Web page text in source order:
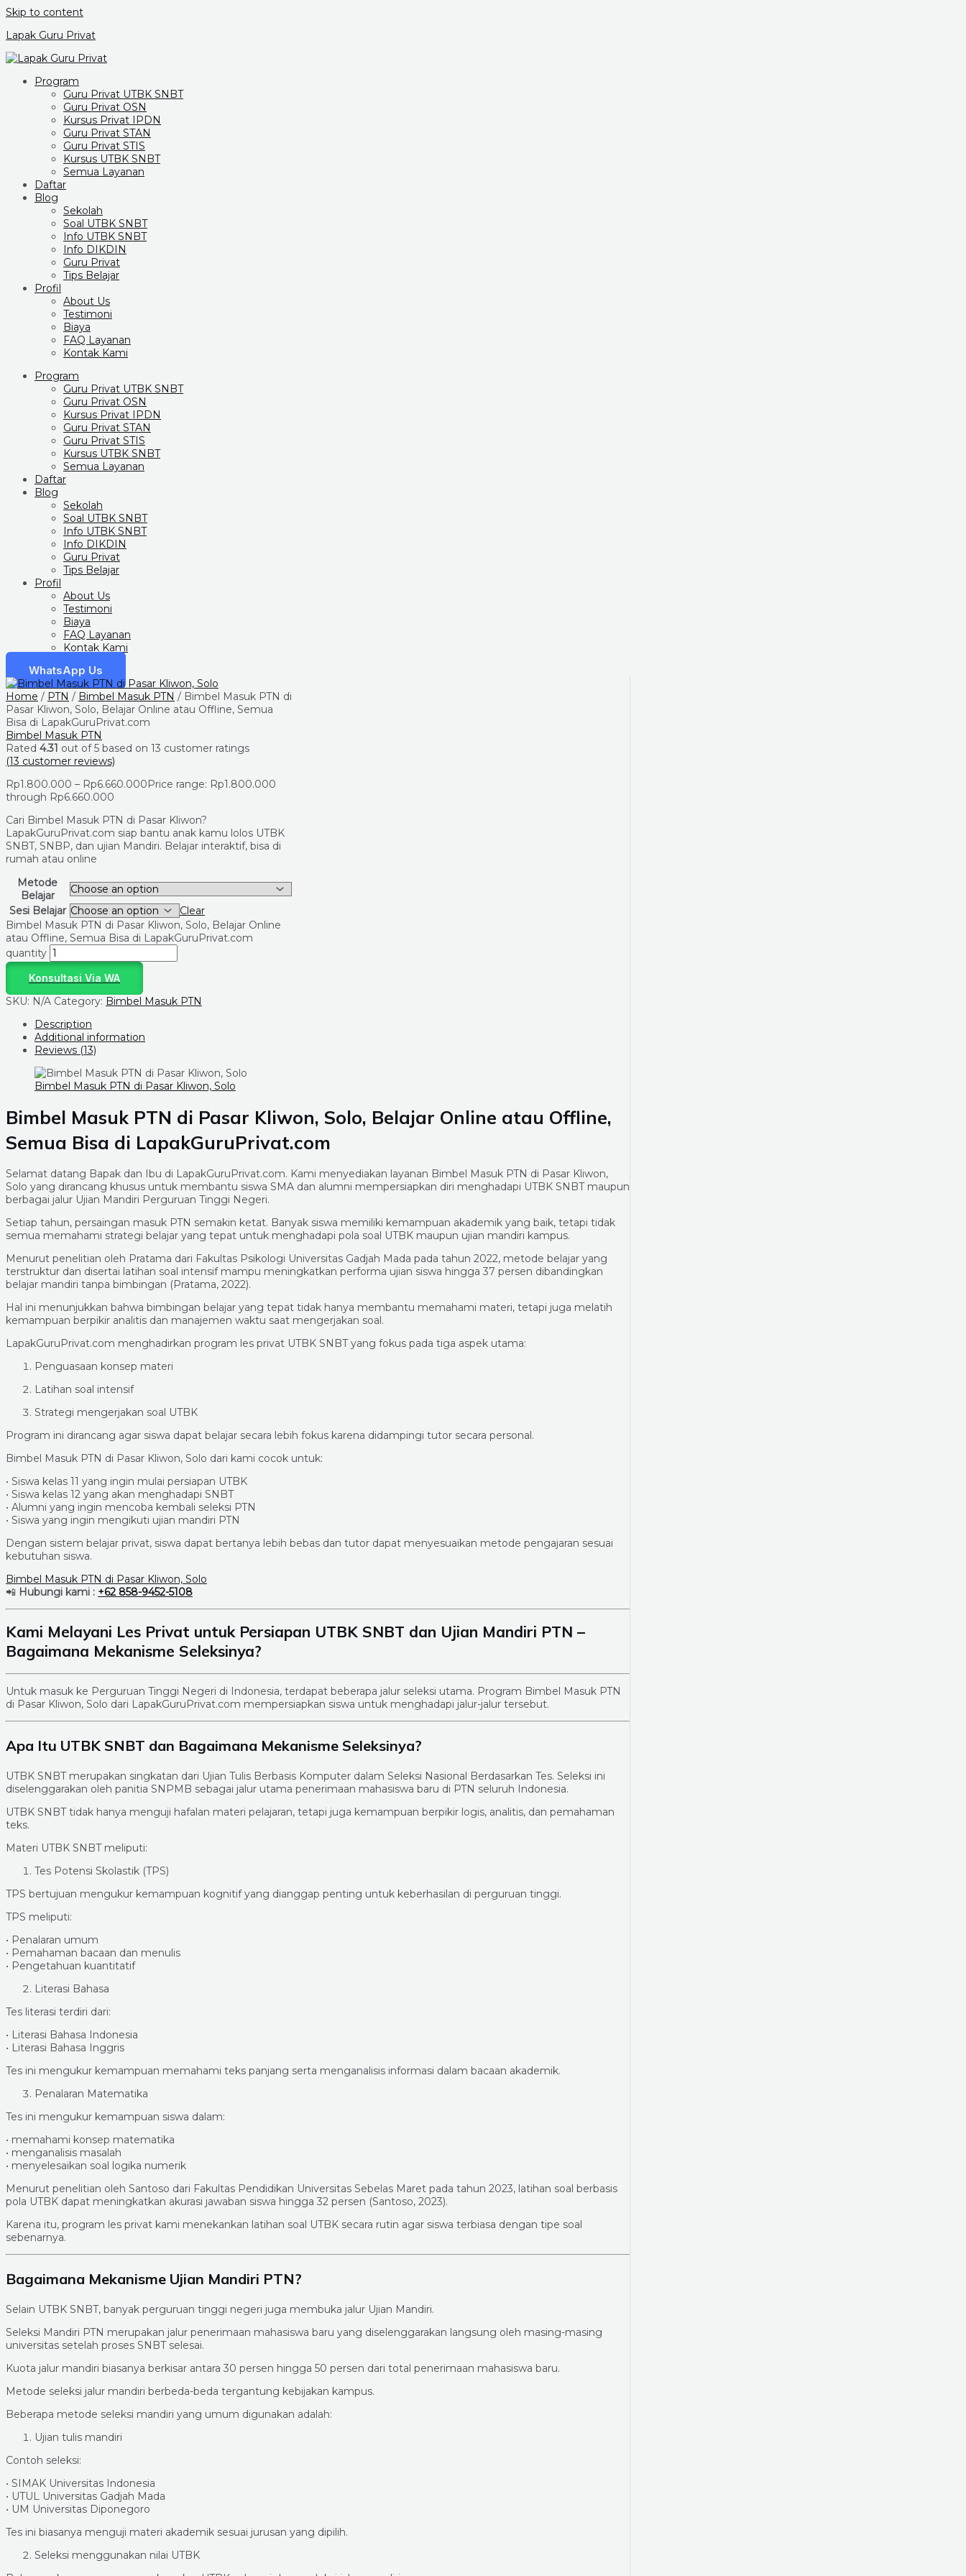
Skip to content
Lapak Guru Privat
Program
Guru Privat UTBK SNBT
Guru Privat OSN
Kursus Privat IPDN
Guru Privat STAN
Guru Privat STIS
Kursus UTBK SNBT
Semua Layanan
Daftar
Blog
Sekolah
Soal UTBK SNBT
Info UTBK SNBT
Info DIKDIN
Guru Privat
Tips Belajar
Profil
About Us
Testimoni
Biaya
FAQ Layanan
Kontak Kami
Program
Guru Privat UTBK SNBT
Guru Privat OSN
Kursus Privat IPDN
Guru Privat STAN
Guru Privat STIS
Kursus UTBK SNBT
Semua Layanan
Daftar
Blog
Sekolah
Soal UTBK SNBT
Info UTBK SNBT
Info DIKDIN
Guru Privat
Tips Belajar
Profil
About Us
Testimoni
Biaya
FAQ Layanan
Kontak Kami
WhatsApp Us
Home / PTN / Bimbel Masuk PTN / Bimbel Masuk PTN di
Pasar Kliwon, Solo, Belajar Online atau Offline, Semua
Bisa di LapakGuruPrivat.com
Bimbel Masuk PTN
Rated 4.31 out of 5 based on 13 customer ratings
(13 customer reviews)
Rp1.800.000 – Rp6.660.000Price range: Rp1.800.000
through Rp6.660.000
Cari Bimbel Masuk PTN di Pasar Kliwon?
LapakGuruPrivat.com siap bantu anak kamu lolos UTBK
SNBT, SNBP, dan ujian Mandiri. Belajar interaktif, bisa di
rumah atau online
Metode
Belajar
Sesi Belajar
Clear
Bimbel Masuk PTN di Pasar Kliwon, Solo, Belajar Online
atau Offline, Semua Bisa di LapakGuruPrivat.com
quantity
Konsultasi Via WA
SKU: N/A Category: Bimbel Masuk PTN
Description
Additional information
Reviews (13)
Bimbel Masuk PTN di Pasar Kliwon, Solo
Bimbel Masuk PTN di Pasar Kliwon, Solo, Belajar Online atau Offline,
Semua Bisa di LapakGuruPrivat.com
Selamat datang Bapak dan Ibu di LapakGuruPrivat.com. Kami menyediakan layanan Bimbel Masuk PTN di Pasar Kliwon,
Solo yang dirancang khusus untuk membantu siswa SMA dan alumni mempersiapkan diri menghadapi UTBK SNBT maupun
berbagai jalur Ujian Mandiri Perguruan Tinggi Negeri.
Setiap tahun, persaingan masuk PTN semakin ketat. Banyak siswa memiliki kemampuan akademik yang baik, tetapi tidak
semua memahami strategi belajar yang tepat untuk menghadapi pola soal UTBK maupun ujian mandiri kampus.
Menurut penelitian oleh Pratama dari Fakultas Psikologi Universitas Gadjah Mada pada tahun 2022, metode belajar yang
terstruktur dan disertai latihan soal intensif mampu meningkatkan performa ujian siswa hingga 37 persen dibandingkan
belajar mandiri tanpa bimbingan (Pratama, 2022).
Hal ini menunjukkan bahwa bimbingan belajar yang tepat tidak hanya membantu memahami materi, tetapi juga melatih
kemampuan berpikir analitis dan manajemen waktu saat mengerjakan soal.
LapakGuruPrivat.com menghadirkan program les privat UTBK SNBT yang fokus pada tiga aspek utama:
Penguasaan konsep materi
Latihan soal intensif
Strategi mengerjakan soal UTBK
Program ini dirancang agar siswa dapat belajar secara lebih fokus karena didampingi tutor secara personal.
Bimbel Masuk PTN di Pasar Kliwon, Solo dari kami cocok untuk:
• Siswa kelas 11 yang ingin mulai persiapan UTBK
• Siswa kelas 12 yang akan menghadapi SNBT
• Alumni yang ingin mencoba kembali seleksi PTN
• Siswa yang ingin mengikuti ujian mandiri PTN
Dengan sistem belajar privat, siswa dapat bertanya lebih bebas dan tutor dapat menyesuaikan metode pengajaran sesuai
kebutuhan siswa.
Bimbel Masuk PTN di Pasar Kliwon, Solo
📲 Hubungi kami : +62 858-9452-5108
Kami Melayani Les Privat untuk Persiapan UTBK SNBT dan Ujian Mandiri PTN –
Bagaimana Mekanisme Seleksinya?
Untuk masuk ke Perguruan Tinggi Negeri di Indonesia, terdapat beberapa jalur seleksi utama. Program Bimbel Masuk PTN
di Pasar Kliwon, Solo dari LapakGuruPrivat.com mempersiapkan siswa untuk menghadapi jalur-jalur tersebut.
Apa Itu UTBK SNBT dan Bagaimana Mekanisme Seleksinya?
UTBK SNBT merupakan singkatan dari Ujian Tulis Berbasis Komputer dalam Seleksi Nasional Berdasarkan Tes. Seleksi ini
diselenggarakan oleh panitia SNPMB sebagai jalur utama penerimaan mahasiswa baru di PTN seluruh Indonesia.
UTBK SNBT tidak hanya menguji hafalan materi pelajaran, tetapi juga kemampuan berpikir logis, analitis, dan pemahaman
teks.
Materi UTBK SNBT meliputi:
Tes Potensi Skolastik (TPS)
TPS bertujuan mengukur kemampuan kognitif yang dianggap penting untuk keberhasilan di perguruan tinggi.
TPS meliputi:
• Penalaran umum
• Pemahaman bacaan dan menulis
• Pengetahuan kuantitatif
Literasi Bahasa
Tes literasi terdiri dari:
• Literasi Bahasa Indonesia
• Literasi Bahasa Inggris
Tes ini mengukur kemampuan memahami teks panjang serta menganalisis informasi dalam bacaan akademik.
Penalaran Matematika
Tes ini mengukur kemampuan siswa dalam:
• memahami konsep matematika
• menganalisis masalah
• menyelesaikan soal logika numerik
Menurut penelitian oleh Santoso dari Fakultas Pendidikan Universitas Sebelas Maret pada tahun 2023, latihan soal berbasis
pola UTBK dapat meningkatkan akurasi jawaban siswa hingga 32 persen (Santoso, 2023).
Karena itu, program les privat kami menekankan latihan soal UTBK secara rutin agar siswa terbiasa dengan tipe soal
sebenarnya.
Bagaimana Mekanisme Ujian Mandiri PTN?
Selain UTBK SNBT, banyak perguruan tinggi negeri juga membuka jalur Ujian Mandiri.
Seleksi Mandiri PTN merupakan jalur penerimaan mahasiswa baru yang diselenggarakan langsung oleh masing-masing
universitas setelah proses SNBT selesai.
Kuota jalur mandiri biasanya berkisar antara 30 persen hingga 50 persen dari total penerimaan mahasiswa baru.
Metode seleksi jalur mandiri berbeda-beda tergantung kebijakan kampus.
Beberapa metode seleksi mandiri yang umum digunakan adalah:
Ujian tulis mandiri
Contoh seleksi:
• SIMAK Universitas Indonesia
• UTUL Universitas Gadjah Mada
• UM Universitas Diponegoro
Tes ini biasanya menguji materi akademik sesuai jurusan yang dipilih.
Seleksi menggunakan nilai UTBK